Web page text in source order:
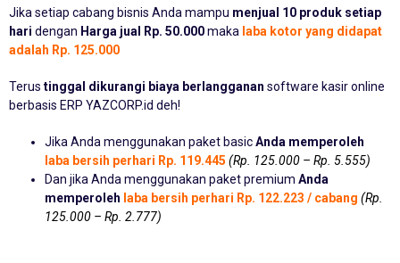
Jika setiap cabang bisnis Anda mampu menjual 10 produk setiap
hari dengan Harga jual Rp. 50.000maka laba kotor yang didapat
adalah Rp. 125.000
Terus tinggal dikurangi biaya berlangganan software kasir online
berbasis ERP YAZCORP.id deh!
Jika Anda menggunakan paket basicAnda memperoleh
laba bersih perhari Rp. 119.445 (Rp. 125.000 – Rp. 5.555)
Dan jika Anda menggunakan paket premium Anda
memperoleh laba bersih perhari Rp. 122.223 / cabang (Rp.
125.000 – Rp. 2.777)